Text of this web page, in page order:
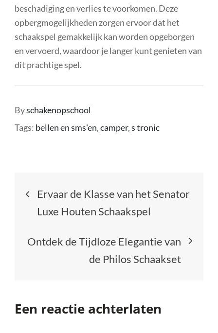
beschadiging en verlies te voorkomen. Deze
opbergmogelijkheden zorgen ervoor dat het
schaakspel gemakkelijk kan worden opgeborgen
en vervoerd, waardoor je langer kunt genieten van
dit prachtige spel.
Byschakenopschool
Tags: bellen en sms'en,camper,s tronic
Berichtnavigatie
Ervaar de Klasse van het Senator
Luxe Houten Schaakspel
Ontdek de Tijdloze Elegantie van
de Philos Schaakset
Een reactie achterlaten